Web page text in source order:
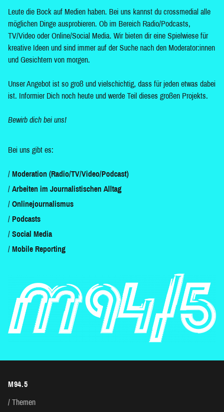
Leute die Bock auf Medien haben. Bei uns kannst du crossmedial alle
möglichen Dinge ausprobieren. Ob im Bereich Radio/Podcasts,
TV/Video oder Online/Social Media. Wir bieten dir eine Spielwiese für
kreative Ideen und sind immer auf der Suche nach den Moderator:innen
und Gesichtern von morgen.
Unser Angebot ist so groß und vielschichtig, dass für jeden etwas dabei
ist. Informier Dich noch heute und werde Teil dieses großen Projekts.
Bewirb dich bei uns!
Bei uns gibt es:
Moderation (Radio/TV/Video/Podcast)
Arbeiten im Journalistischen Alltag
Onlinejournalismus
Podcasts
Social Media
Mobile Reporting
M94.5
Themen